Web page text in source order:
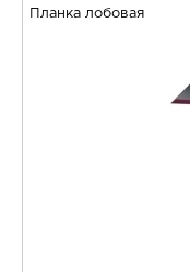
Планка лобовая